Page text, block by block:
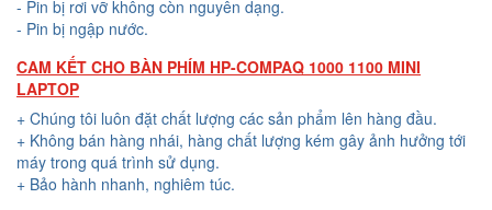
- Pin bị rơi vỡ không còn nguyên dạng.
- Pin bị ngập nước.
CAM KẾT CHO BÀN PHÍM HP-COMPAQ 1000 1100 MINI
LAPTOP
+ Chúng tôi luôn đặt chất lượng các sản phẩm lên hàng đầu.
+ Không bán hàng nhái, hàng chất lượng kém gây ảnh hưởng tới
máy trong quá trình sử dụng.
+ Bảo hành nhanh, nghiêm túc.